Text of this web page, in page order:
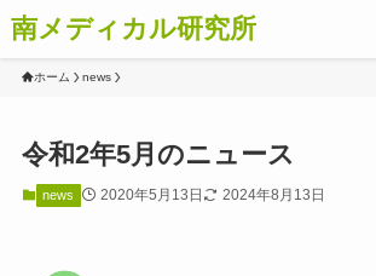
南メディカル研究所
ホーム news
令和2年5月のニュース
news 2020年5月13日 2024年8月13日